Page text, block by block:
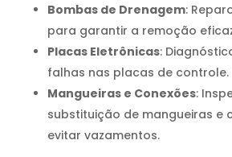
Bombas de Drenagem:
para garantir a remoção
Placas Eletrônicas:
falhas nas placas de controle.
Mangueiras e Conexões:
substituição de mangueiras e
evitar vazamentos.